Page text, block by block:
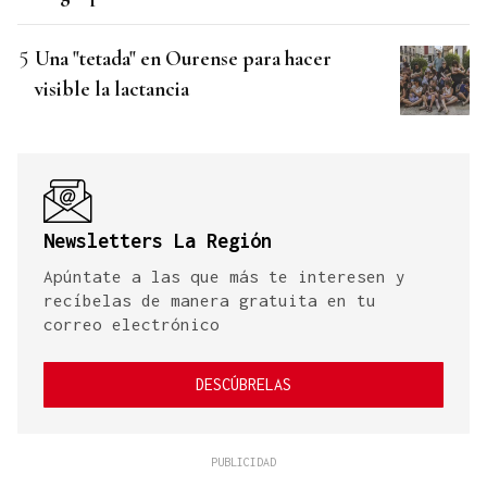
Una "tetada" en Ourense para hacer
visible la lactancia
Newsletters La Región
Apúntate a las que más te interesen y
recíbelas de manera gratuita en tu
correo electrónico
DESCÚBRELAS